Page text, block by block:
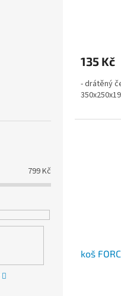
799Kč
135 Kč
- drátěný
koš